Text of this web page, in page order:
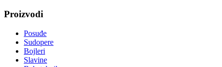
Proizvodi
Posuđe
Sudopere
Bojleri
Slavine